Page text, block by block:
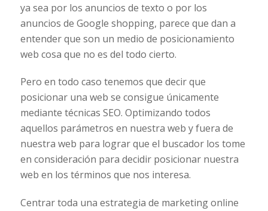
ya sea por los anuncios de texto o por los
anuncios de Google shopping, parece que dan a
entender que son un medio de posicionamiento
web cosa que no es del todo cierto.
Pero en todo caso tenemos que decir que
posicionar una web se consigue únicamente
mediante técnicas SEO. Optimizando todos
aquellos parámetros en nuestra web y fuera de
nuestra web para lograr que el buscador los tome
en consideración para decidir posicionar nuestra
web en los términos que nos interesa.
Centrar toda una estrategia de marketing online